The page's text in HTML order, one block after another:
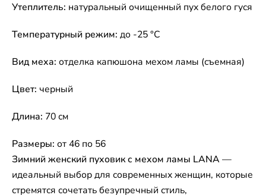
Утеплитель: натуральный очищенный пух белого гуся
Температурный режим: до -25 °C
Вид меха: отделка капюшона мехом ламы (съемная)
Цвет: черный
Длина: 70 см
Размеры: от 46 по 56
Зимний женский пуховик с мехом ламы LANA—
идеальный выбор для современных женщин, которые
стремятся сочетать безупречный стиль,